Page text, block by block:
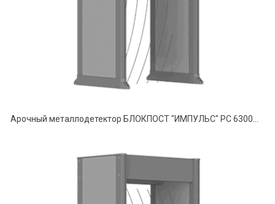
Арочный металлодетектор БЛОКПОСТ "ИМПУЛЬС" РС 6300МК (63/42/21)